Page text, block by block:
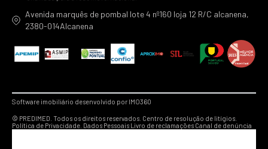
Avenida marquês de pombal lote 4 nº160 loja 12 R/C alcanena,
2380-014Alcanena
Software imobiliário desenvolvido por IMO360
© PREDIMED. Todos os direitos reservados. Centro de resolução de litígios.
Política de Privacidade. Dados PessoaisLivro de reclamações Canal de denúncia